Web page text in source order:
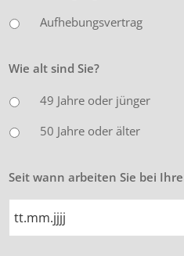
Aufhebungsvertrag
Wie alt sind Sie?
49 Jahre oder jünger
50 Jahre oder älter
Seit wann arbeiten Sie bei